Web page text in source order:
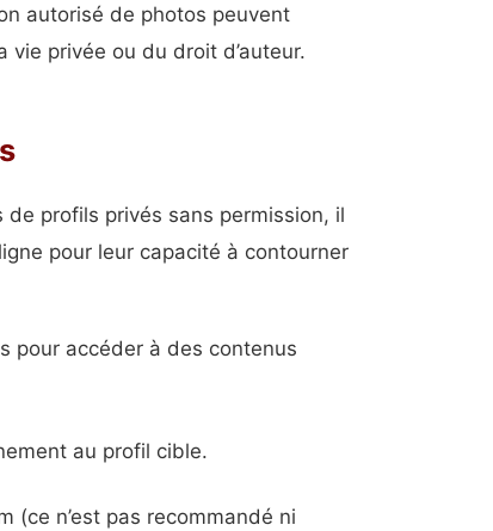
autorisé de photos peuvent
privée ou du droit d’auteur.
de profils privés sans permission, il
pour leur capacité à contourner
pour accéder à des contenus
au profil cible.
(ce n’est pas recommandé ni